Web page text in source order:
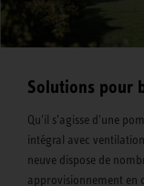
Solutions pour
Qu'il s'agisse d'une
intégral avec
neuve dispose de
approvisionnement en